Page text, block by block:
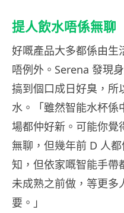
提人飲水唔係無聊
好嘅產品大多都係由生
唔例外。Serena 發現
搞到個口成日好臭，所
水。「雖然智能水杯係
場都仲好新。可能你覺
無聊，但幾年前 D 人
知，但依家嘅智能手帶
未成熟之前做，等更多
要。」